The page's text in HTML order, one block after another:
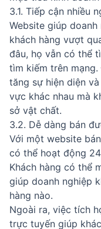
3.1. Tiếp cận nhiều
Website giúp
khách hàng vượt
đâu, họ vẫn có thể
tìm kiếm trên
tăng sự hiện diện
vực khác nhau mà
sở vật chất.
3.2. Dễ dàng bán
Với một website
có thể hoạt động
Khách hàng có thể
giúp doanh nghiệp
hàng nào.
Ngoài ra, việc tích
trực tuyến giúp